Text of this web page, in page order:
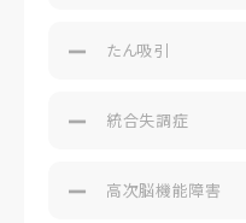
たん吸引
統合失調症
高次脳機能障害